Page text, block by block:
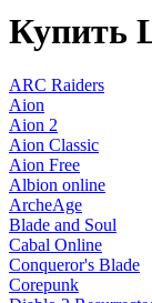
Купить
ARC Raiders
Aion
Aion 2
Aion Classic
Aion Free
Albion online
ArcheAge
Blade and Soul
Cabal Online
Conqueror's Blade
Corepunk